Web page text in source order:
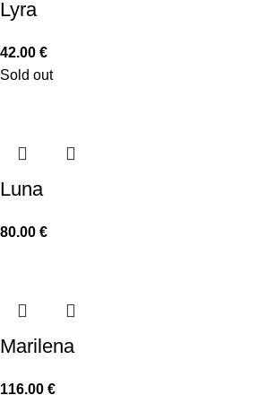
Lyra
42.00 €
Sold out
Luna
80.00 €
Marilena
116.00 €